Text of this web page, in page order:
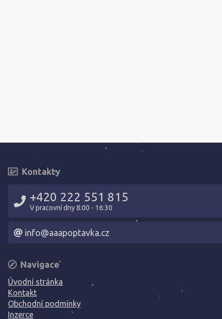
Kontakty
+420 222 551 815
V pracovní dny 8:00 - 16:30
info@aaapoptavka.cz
Navigace
Úvodní stránka
Kontakt
Obchodní podmínky
Inzerce